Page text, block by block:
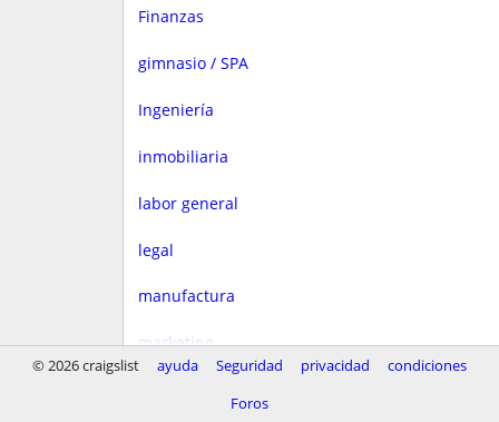
Finanzas
gimnasio / SPA
Ingeniería
inmobiliaria
labor general
legal
manufactura
marketing
© 2026 craigslist ayuda Seguridad privacidad
condiciones
Foros